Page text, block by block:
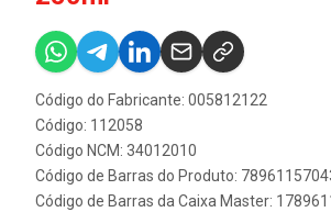
Código do Fabricante: 005812122
Código: 112058
Código NCM: 34012010
Código de Barras do Produto:
Código de Barras da Caixa Master: